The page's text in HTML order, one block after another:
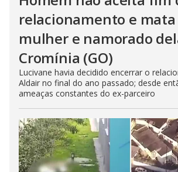
relacionamento e mata
mulher e namorado
Cromínia (GO)
Lucivane havia decidido encerrar o
Aldair no final do ano passado; desde
ameaças constantes do ex-parceiro